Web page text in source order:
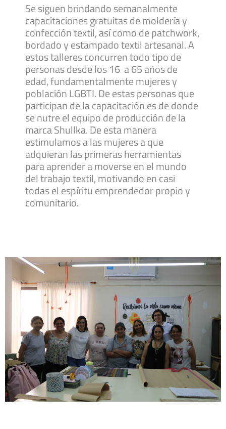
Se siguen brindando semanalmente
capacitaciones gratuitas de moldería y
confección textil, así como de patchwork,
bordado y estampado textil artesanal. A
estos talleres concurren todo tipo de
personas desde los 16 a 65 años de
edad, fundamentalmente mujeres y
población LGBTI. De estas personas que
participan de la capacitación es de donde
se nutre el equipo de producción de la
marca Shullka. De esta manera
estimulamos a las mujeres a que
adquieran las primeras herramientas
para aprender a moverse en el mundo
del trabajo textil, motivando en casi
todas el espíritu emprendedor propio y
comunitario.